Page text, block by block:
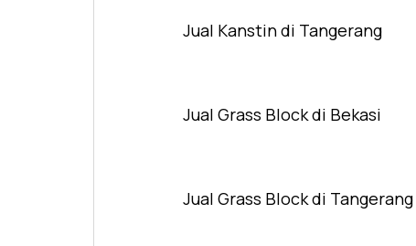
Jual Kanstin di Tangerang
Jual Grass Block di Bekasi
Jual Grass Block di Tangerang